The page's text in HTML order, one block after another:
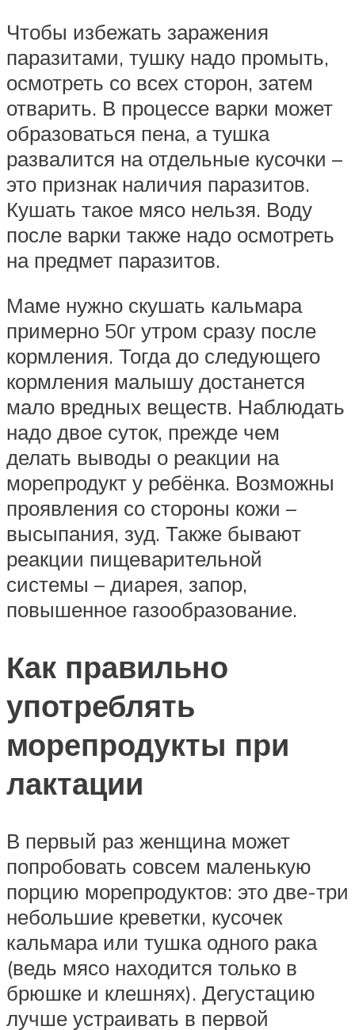
Чтобы избежать заражения
паразитами, тушку надо промыть,
осмотреть со всех сторон, затем
отварить. В процессе варки может
образоваться пена, а тушка
развалится на отдельные кусочки –
это признак наличия паразитов.
Кушать такое мясо нельзя. Воду
после варки также надо осмотреть
на предмет паразитов.
Маме нужно скушать кальмара
примерно 50г утром сразу после
кормления. Тогда до следующего
кормления малышу достанется
мало вредных веществ. Наблюдать
надо двое суток, прежде чем
делать выводы о реакции на
морепродукт у ребёнка. Возможны
проявления со стороны кожи –
высыпания, зуд. Также бывают
реакции пищеварительной
системы – диарея, запор,
повышенное газообразование.
Как правильно
употреблять
морепродукты при
лактации
В первый раз женщина может
попробовать совсем маленькую
порцию морепродуктов: это две-три
небольшие креветки, кусочек
кальмара или тушка одного рака
(ведь мясо находится только в
брюшке и клешнях). Дегустацию
лучше устраивать в первой